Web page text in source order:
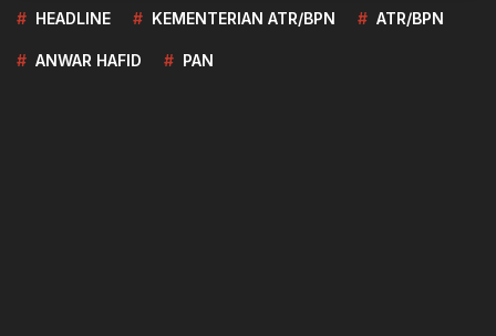
HEADLINE KEMENTERIAN ATR/BPN ATR/BPN
ANWAR HAFID PAN